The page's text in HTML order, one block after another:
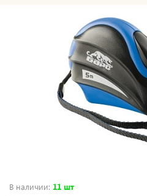
В наличии: 11 шт